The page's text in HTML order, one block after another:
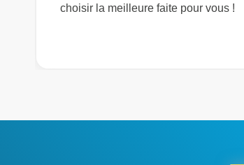
Gestion de l'énergie
Gestion de l'énergie, Maintenance
choisir la meilleure faite pour vous !